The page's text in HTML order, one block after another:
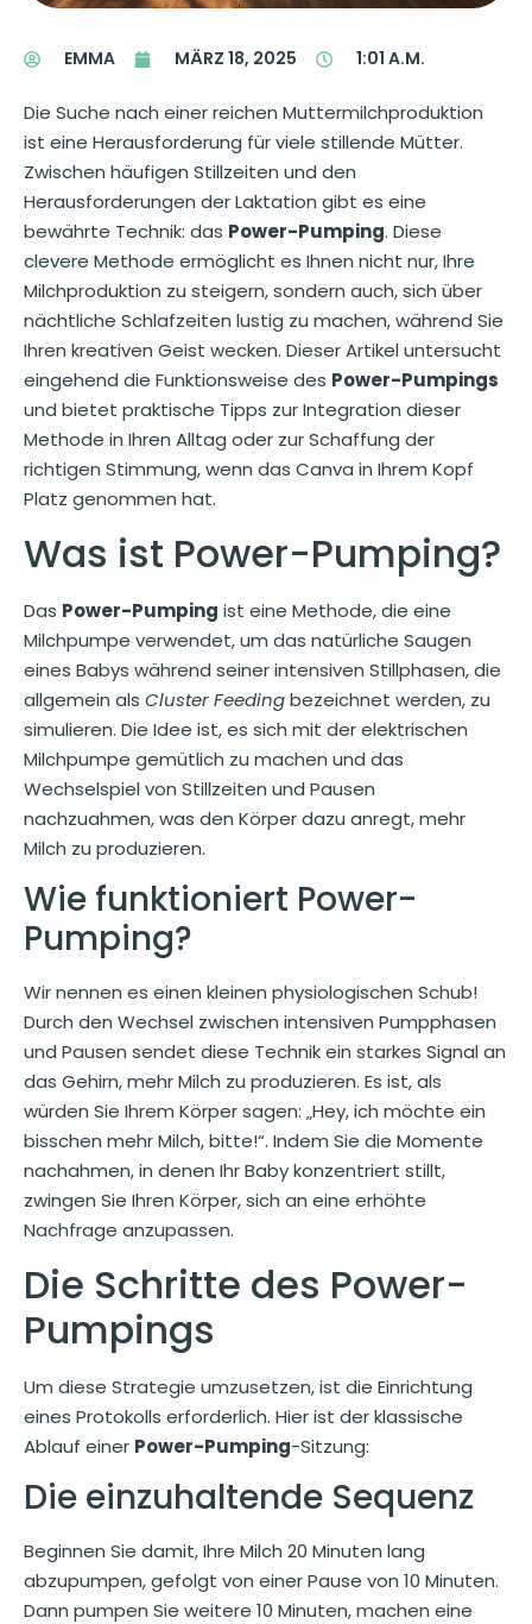
EMMA MÄRZ 18, 2025 1:01 A.M.
Die Suche nach einer reichen Muttermilchproduktion
ist eine Herausforderung für viele stillende Mütter.
Zwischen häufigen Stillzeiten und den
Herausforderungen der Laktation gibt es eine
bewährte Technik: das Power-Pumping. Diese
clevere Methode ermöglicht es Ihnen nicht nur, Ihre
Milchproduktion zu steigern, sondern auch, sich über
nächtliche Schlafzeiten lustig zu machen, während Sie
Ihren kreativen Geist wecken. Dieser Artikel untersucht
eingehend die Funktionsweise des Power-Pumpings
und bietet praktische Tipps zur Integration dieser
Methode in Ihren Alltag oder zur Schaffung der
richtigen Stimmung, wenn das Canva in Ihrem Kopf
Platz genommen hat.
Was ist Power-Pumping?
Das Power-Pumping ist eine Methode, die eine
Milchpumpe verwendet, um das natürliche Saugen
eines Babys während seiner intensiven Stillphasen, die
allgemein als Cluster Feedingbezeichnet werden, zu
simulieren. Die Idee ist, es sich mit der elektrischen
Milchpumpe gemütlich zu machen und das
Wechselspiel von Stillzeiten und Pausen
nachzuahmen, was den Körper dazu anregt, mehr
Milch zu produzieren.
Wie funktioniert Power-
Pumping?
Wir nennen es einen kleinen physiologischen Schub!
Durch den Wechsel zwischen intensiven Pumpphasen
und Pausen sendet diese Technik ein starkes Signal an
das Gehirn, mehr Milch zu produzieren. Es ist, als
würden Sie Ihrem Körper sagen: „Hey, ich möchte ein
bisschen mehr Milch, bitte!“. Indem Sie die Momente
nachahmen, in denen Ihr Baby konzentriert stillt,
zwingen Sie Ihren Körper, sich an eine erhöhte
Nachfrage anzupassen.
Die Schritte des Power-
Pumpings
Um diese Strategie umzusetzen, ist die Einrichtung
eines Protokolls erforderlich. Hier ist der klassische
Ablauf einer Power-Pumping-Sitzung:
Die einzuhaltende Sequenz
Beginnen Sie damit, Ihre Milch 20 Minuten lang
abzupumpen, gefolgt von einer Pause von 10 Minuten.
Dann pumpen Sie weitere 10 Minuten, machen eine